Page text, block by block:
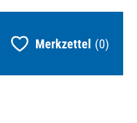
Merkzettel 0